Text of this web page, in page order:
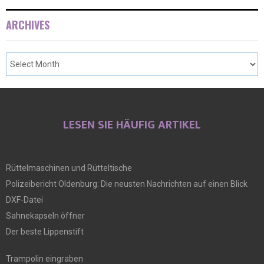
ARCHIVES
LESEN SIE HÄUFIG ARTIKEL
Rüttelmaschinen und Rütteltische
Polizeibericht Oldenburg: Die neusten Nachrichten auf einen Blick
DXF-Datei
Sahnekapseln öffner
Der beste Lippenstift
Trampolin eingraben